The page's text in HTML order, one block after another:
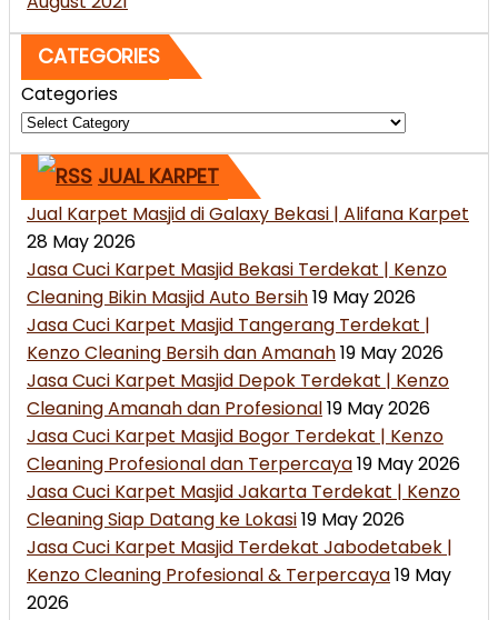
CATEGORIES
Categories
JUAL KARPET
Jual Karpet Masjid di Galaxy Bekasi | Alifana Karpet
28 May 2026
Jasa Cuci Karpet Masjid Bekasi Terdekat | Kenzo
Cleaning Bikin Masjid Auto Bersih19 May 2026
Jasa Cuci Karpet Masjid Tangerang Terdekat |
Kenzo Cleaning Bersih dan Amanah19 May 2026
Jasa Cuci Karpet Masjid Depok Terdekat | Kenzo
Cleaning Amanah dan Profesional19 May 2026
Jasa Cuci Karpet Masjid Bogor Terdekat | Kenzo
Cleaning Profesional dan Terpercaya19 May 2026
Jasa Cuci Karpet Masjid Jakarta Terdekat | Kenzo
Cleaning Siap Datang ke Lokasi19 May 2026
Jasa Cuci Karpet Masjid Terdekat Jabodetabek |
Kenzo Cleaning Profesional & Terpercaya19 May
2026